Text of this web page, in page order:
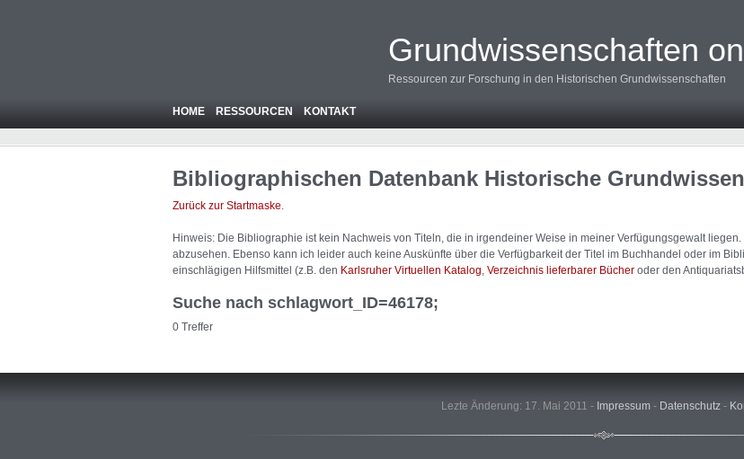
Grundwissenschaften
Ressourcen zur Forschung in den Historischen Grundwissenschaften
HOME RESSOURCEN KONTAKT
Bibliographischen Datenbank Historische
Zurück zur Startmaske.
Hinweis: Die Bibliographie ist kein Nachweis von Titeln, die in irgendeiner Weise in meiner Verfügungsgewalt
abzusehen. Ebenso kann ich leider auch keine Auskünfte über die Verfügbarkeit der Titel im Buchhandel oder im
einschlägigen Hilfsmittel (z.B. den Karlsruher Virtuellen Katalog Verzeichnis lieferbarer Bücher oder den
Suche nach schlagwort_ID=46178;
0 Treffer
Lezte Änderung: 17. Mai 2011 - Impressum - Datenschutz -